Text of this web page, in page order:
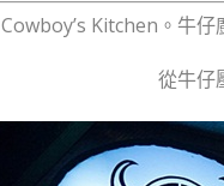
Cowboy’s Kitchen。牛
從牛仔